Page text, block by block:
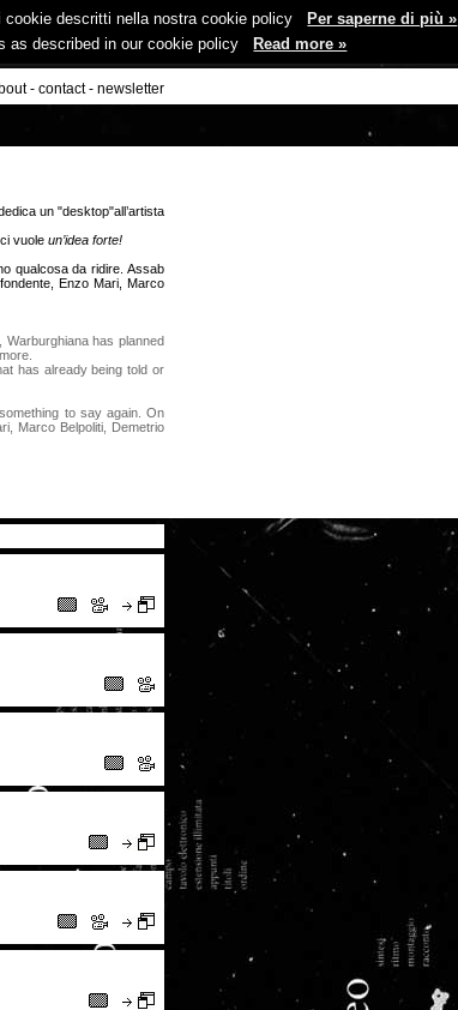
cookie descritti nella nostra cookie policy
Per saperne di più »
as described in our cookie policy
Read more »
- contact- newsletter
un "desktop"all’artista
vuole un’idea forte!
qualcosa da ridire. Assab
Enzo Mari, Marco
has planned
has already being told or
to say again. On
Marco Belpoliti, Demetrio